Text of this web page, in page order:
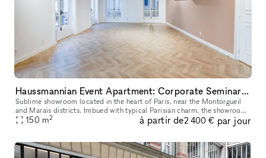
Haussmannian Event Apartment: Corporate Seminars, Conferences, Showrooms...
Sublime showroom located in the heart of Paris, near the Montorgueil
and Marais districts. Imbued with typical Parisian charm, the showroom
offers an incomparable showcase. You can rent it to highlig
150 m2 à partir de2 400 € par jour